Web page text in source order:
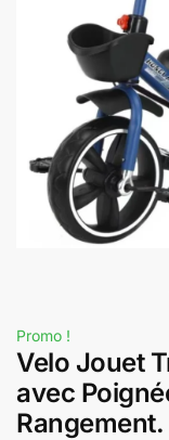
Promo !
Velo Jouet
avec